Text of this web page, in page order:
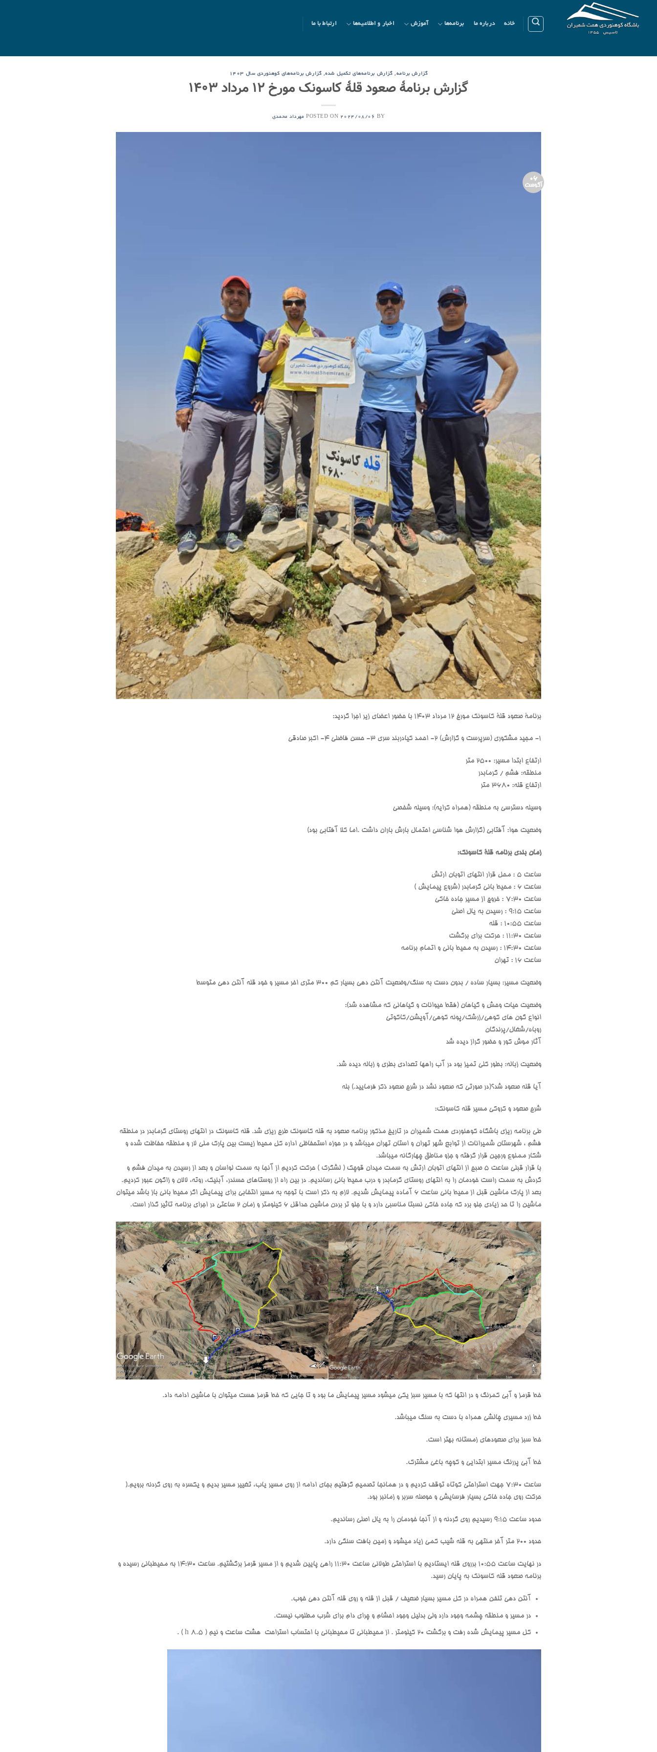
content
خانه درباره ما برنامه‌ها آموزش اخبار و اطلاعیه‌ها ارتباط با ما
گزارش برنامه, گزارش برنامه‌های تکمیل شده, گزارش برنامه‌های کوهنوردی سال ۱۴۰۳
گزارش برنامۀ صعود قلۀ کاسونک مورخ ۱۲ مرداد ۱۴۰۳
POSTED ON 2024/08/06 BY مهرداد محمدی
06
آگوست
برنامۀ صعود قلۀ کاسونک مورخ ۱۲ مرداد ۱۴۰۳ با حضور اعضای زیر اجرا گردید:
1- مجید مشکوری (سرپرست و گزارش) 2- احمد کیادربند سری 3- حسن فاضلی 4- اکبر صادقی
ارتفاع ابتدا مسیر: 2500 متر
منطقه: فشم / گرمابدر
ارتفاع قله: 3680 متر
وسیله دسترسی به منطقه (همراه کرایه): وسیله شخصی
وضعیت هوا: آفتابی (گزارش هوا شناسی احتمال بارش باران داشت .اما کلا آفتابی بود)
زمان بندی برنامه قلۀ کاسونک:
ساعت 5 : محل قرار انتهای اتوبان ارتش
ساعت 6 : محیط بانی گرمابدر (شروع پیمایش )
ساعت 7:30 : خروج از مسیر جاده خاکی
ساعت 9:15 : رسیدن به یال اصلی
ساعت 10:55 : قله
ساعت 11:30 : حرکت برای برگشت
ساعت 14:30 : رسیدن به محیط بانی و اتمام برنامه
ساعت 16 : تهران
وضعیت مسیر: بسیار ساده / بدون دست به سنگ/وضعیت آنتن دهی بسیار کم 300 متری اخر مسیر و خود قله آنتن دهی متوسط
وضعیت حیات وحش و گیاهان (فقط حیوانات و گیاهانی که مشاهده شد):
انواع گون های کوهی/زرشک/پونه کوهی/آویشن/کاکوتی
روباه/شغال/پرندگان
آثار موش کور و حضور گراز دیده شد
وضعیت زباله: بطور کلی تمیز بود در آب راهها تعدادی بطری و زباله دیده شد.
آیا قله صعود شد؟(در صورتی که صعود نشد در شرح صعود ذکر فرمایید.) بله
شرح صعود و کروکی مسیر قله کاسونک:
طی برنامه ریزی باشگاه کوهنوردی همت شمیران در تاریخ مذکور برنامه صعود به قله کاسونک طرح ریزی شد. قله کاسونک در انتهای روستای گرمابدر در منطقه
فشم ، شهرستان شمیرانات از توابع شهر تهران و استان تهران میباشد و در حوزه استحفاظی اداره کل محیط زیست بین پارک ملی لار و منطقه حفاظت شده و
شکار ممنوع ورجین قرار گرفته و جزو مناطق چهارگانه میباشد.
با قرار قبلی ساعت 5 صبح از انتهای اتوبان ارتش به سمت میدان قوچک ( لشگرک ) حرکت کردیم از آنجا به سمت لواسان و بعد از رسیدن به میدان فشم و
گردش به سمت راست خودمان را به انتهای روستای گرمابدر و درب محیط بانی رساندیم. در بین راه از روستاهای حسندر، آبنیک، روته، لالان و زاگون عبور کردیم.
بعد از پارک ماشین قبل از محیط بانی ساعت 6 آماده پیمایش شدیم. لازم به ذکر است با توجه به مسیر انتخابی برای پیمایش اگر محیط بانی باز باشد میتوان
ماشین را تا حد زیادی جلو برد که جاده خاکی نسبتا مناسبی دارد و با جلو تر بردن ماشین حداقل 6 کیلومتر و زمان 2 ساعتی در اجرای برنامه تاثیر گذار است.
خط قرمز و آبی کمرنگ و در انتها که با مسیر سبز یکی میشود مسیر پیمایش ما بود و تا جایی که خط قرمز هست میتوان با ماشین ادامه داد.
خط زرد مسیری چالشی همراه با دست به سنگ میباشد.
خط سبز برای صعودهای زمستانه بهتر است.
خط آبی پررنگ مسیر ابتدایی و کوچه باغی مشترک.
ساعت 7:30 جهت استراحتی کوتاه توقف کردیم و در همانجا تصمیم گرفتیم بجای ادامه از روی مسیر یاب، تغییر مسیر بدیم و یکسره به روی گردنه برویم.(
حرکت روی جاده خاکی بسیار فرسایشی و حوصله سربر و زمانبر بود.
حدود ساعت 9:15 رسیدیم روی گردنه و از آنجا خودمان را به یال اصلی رساندیم.
حدود 200 متر آخر منتهی به قله شیب کمی زیاد میشود و زمین بافت سنگی دارد.
در نهایت ساعت 10:55 برروی قله ایستادیم با استراحتی طولانی ساعت 11:30 راهی پایین شدیم و از مسیر قرمز برگشتیم. ساعت 14:30 به محیطبانی رسیده و
برنامه صعود قله کاسونک به پایان رسید.
آنتن دهی تلفن همراه در کل مسیر بسیار ضعیف / قبل از قله و روی قله آنتن دهی خوب.
در مسیر و منطقه چشمه وجود دارد ولی بدلیل وجود احشام و چرای دام برای شرب مطلوب نیست.
کل مسیر پیمایش شده رفت و برگشت 20 کیلومتر . از محیطبانی تا محیطبانی با احتساب استراحت هشت ساعت و نیم ( 8.5 h ) .